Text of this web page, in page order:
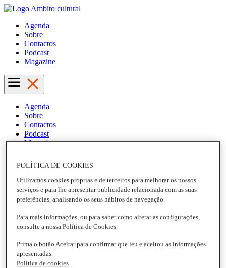
Agenda
Sobre
Contactos
Podcast
Magazine
Agenda
Sobre
Contactos
Podcast
Magazine
POLÍTICA DE COOKIES
Utilizamos cookies próprias e de terceiros para melhorar os nossos
serviços e para lhe apresentar publicidade relacionada com as suas
preferências, analisando os seus hábitos de navegação.
Para mais informações, ou para saber como alterar as configurações,
consulte a nossa Política de Cookies.
Prima o botão Aceitar para confirmar que leu e aceitou as informações
apresentadas.
Política de cookies